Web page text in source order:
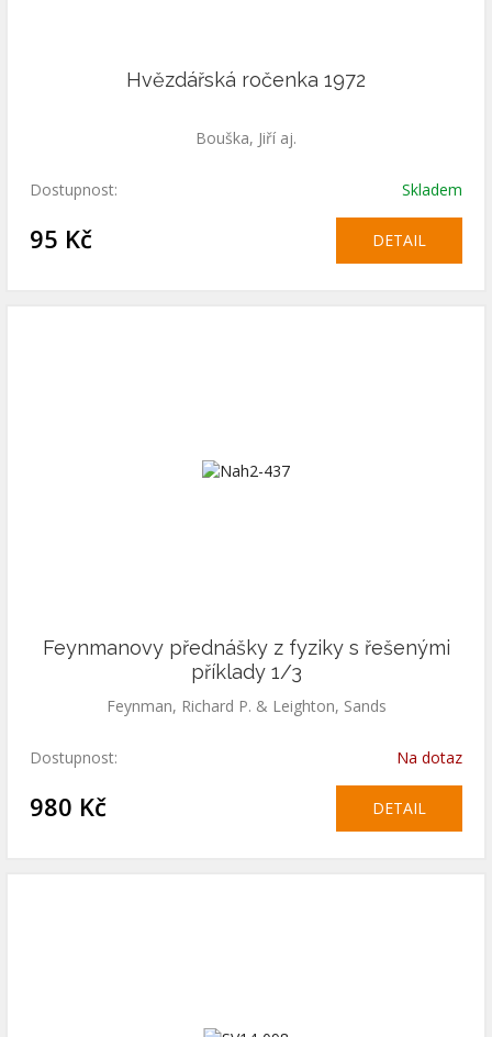
Hvězdářská ročenka 1972
Bouška, Jiří aj.
Dostupnost: Skladem
95 Kč DETAIL
Feynmanovy přednášky z fyziky s řešenými
příklady 1/3
Feynman, Richard P. & Leighton, Sands
Dostupnost: Na dotaz
980 Kč DETAIL